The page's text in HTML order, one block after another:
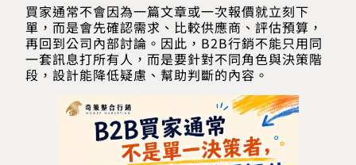
買家通常不會因為一篇文章或一次報價就立刻下
單，而是會先確認需求、比較供應商、評估預算，
再回到公司內部討論。因此，B2B行銷不能只用同
一套訊息打所有人，而是要針對不同角色與決策階
段，設計能降低疑慮、幫助判斷的內容。